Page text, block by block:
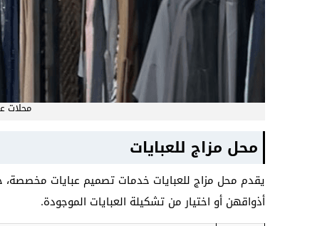
محلات
محل مزاج للعبايات
يقدم محل مزاج للعبايات خدمات تصميم عبايات مخصصة،
أذواقهن أو اختيار من تشكيلة العبايات الموجودة.